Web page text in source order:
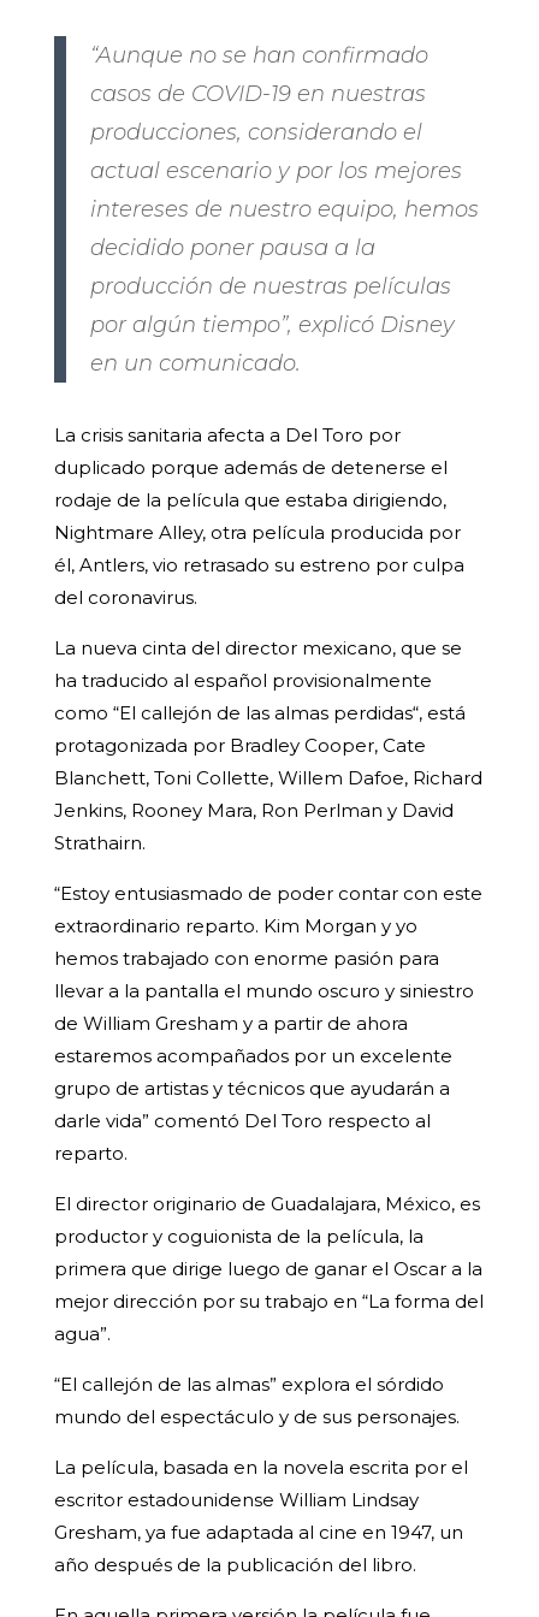
“Aunque no se han confirmado
casos de COVID-19 en nuestras
producciones, considerando el
actual escenario y por los mejores
intereses de nuestro equipo, hemos
decidido poner pausa a la
producción de nuestras películas
por algún tiempo”, explicó Disney
en un comunicado.
La crisis sanitaria afecta a Del Toro por
duplicado porque además de detenerse el
rodaje de la película que estaba dirigiendo,
Nightmare Alley, otra película producida por
él, Antlers, vio retrasado su estreno por culpa
del coronavirus.
La nueva cinta del director mexicano, que se
ha traducido al español provisionalmente
como “El callejón de las almas perdidas“, está
protagonizada por Bradley Cooper, Cate
Blanchett, Toni Collette, Willem Dafoe, Richard
Jenkins, Rooney Mara, Ron Perlman y David
Strathairn.
“Estoy entusiasmado de poder contar con este
extraordinario reparto. Kim Morgan y yo
hemos trabajado con enorme pasión para
llevar a la pantalla el mundo oscuro y siniestro
de William Gresham y a partir de ahora
estaremos acompañados por un excelente
grupo de artistas y técnicos que ayudarán a
darle vida” comentó Del Toro respecto al
reparto.
El director originario de Guadalajara, México, es
productor y coguionista de la película, la
primera que dirige luego de ganar el Oscar a la
mejor dirección por su trabajo en “La forma del
agua”.
“El callejón de las almas” explora el sórdido
mundo del espectáculo y de sus personajes.
La película, basada en la novela escrita por el
escritor estadounidense William Lindsay
Gresham, ya fue adaptada al cine en 1947, un
año después de la publicación del libro.